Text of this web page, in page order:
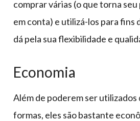
comprar várias (o que torna seu
em conta) e utilizá-los para fins
dá pela sua flexibilidade e
Economia
Além de poderem ser
formas, eles são bastante